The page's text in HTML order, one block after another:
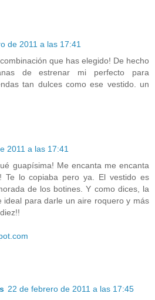
de 2011 a las 17:41
que has elegido! De hecho
de estrenar mi perfecto para
tan dulces como ese vestido. un
2011 a las 17:41
guapísima! Me encanta me encanta
Te lo copiaba pero ya. El vestido es
de los botines. Y como dices, la
ideal para darle un aire roquero y más
22 de febrero de 2011 a las 17:45